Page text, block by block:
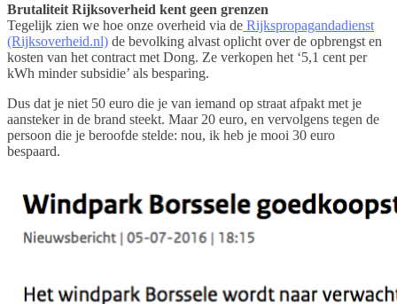
Brutaliteit Rijksoverheid kent geen grenzen
Tegelijk zien we hoe onze overheid via de Rijkspropagandadienst
(Rijksoverheid.nl) de bevolking alvast oplicht over de opbrengst en
kosten van het contract met Dong. Ze verkopen het ‘5,1 cent per
kWh minder subsidie’ als besparing.
Dus dat je niet 50 euro die je van iemand op straat afpakt met je
aansteker in de brand steekt. Maar 20 euro, en vervolgens tegen de
persoon die je beroofde stelde: nou, ik heb je mooi 30 euro
bespaard.